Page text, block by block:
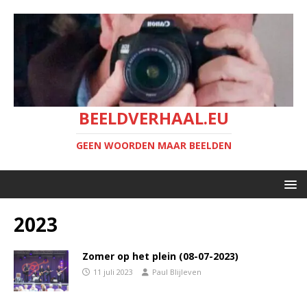
BEELDVERHAAL.EU
GEEN WOORDEN MAAR BEELDEN
2023
Zomer op het plein (08-07-2023)
11 juli 2023 Paul Blijleven